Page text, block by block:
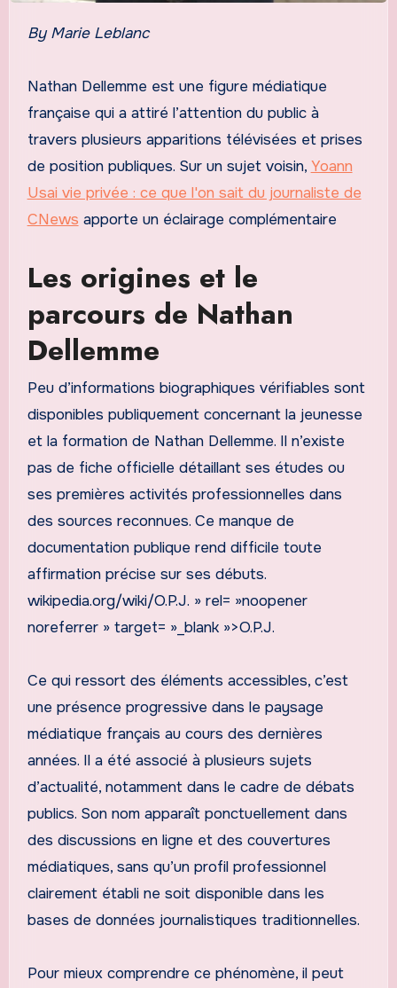
By Marie Leblanc
Nathan Dellemme est une figure médiatique
française qui a attiré l’attention du public à
travers plusieurs apparitions télévisées et prises
de position publiques. Sur un sujet voisin, Yoann
Usai vie privée : ce que l'on sait du journaliste de
CNews apporte un éclairage complémentaire
Les origines et le
parcours de Nathan
Dellemme
Peu d’informations biographiques vérifiables sont
disponibles publiquement concernant la jeunesse
et la formation de Nathan Dellemme. Il n’existe
pas de fiche officielle détaillant ses études ou
ses premières activités professionnelles dans
des sources reconnues. Ce manque de
documentation publique rend difficile toute
affirmation précise sur ses débuts.
wikipedia.org/wiki/O.P.J. » rel= »noopener
noreferrer » target= »_blank »>O.P.J.
Ce qui ressort des éléments accessibles, c’est
une présence progressive dans le paysage
médiatique français au cours des dernières
années. Il a été associé à plusieurs sujets
d’actualité, notamment dans le cadre de débats
publics. Son nom apparaît ponctuellement dans
des discussions en ligne et des couvertures
médiatiques, sans qu’un profil professionnel
clairement établi ne soit disponible dans les
bases de données journalistiques traditionnelles.
Pour mieux comprendre ce phénomène, il peut